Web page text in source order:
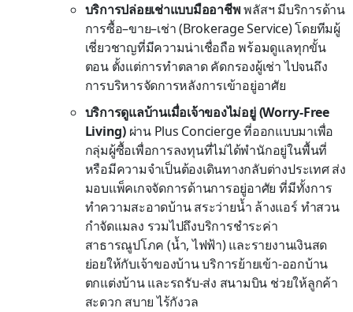
บริการปล่อยเช่าแบบมืออาชีพพลัสฯ มีบริการด้าน
การซื้อ–ขาย–เช่า (Brokerage Service) โดยทีมผู้
เชี่ยวชาญที่มีความน่าเชื่อถือ พร้อมดูแลทุกขั้น
ตอน ตั้งแต่การทำตลาด คัดกรองผู้เช่า ไปจนถึง
การบริหารจัดการหลังการเข้าอยู่อาศัย
บริการดูแลบ้านเมื่อเจ้าของไม่อยู่(Worry-Free
Living)ผ่าน Plus Concierge ที่ออกแบบมาเพื่อ
กลุ่มผู้ซื้อเพื่อการลงทุนที่ไม่ได้พำนักอยู่ในพื้นที่
หรือมีความจำเป็นต้องเดินทางกลับต่างประเทศ ส่ง
มอบแพ็คเกจจัดการด้านการอยู่อาศัย ที่มีทั้งการ
ทำความสะอาดบ้าน สระว่ายน้ำ ล้างแอร์ ทำสวน
กำจัดแมลง รวมไปถึงบริการชำระค่า
สาธารณูปโภค (น้ำ, ไฟฟ้า) และรายงานเงินสด
ย่อยให้กับเจ้าของบ้าน บริการย้ายเข้า-ออกบ้าน
ตกแต่งบ้าน และรถรับ-ส่ง สนามบิน ช่วยให้ลูกค้า
สะดวก สบาย ไร้กังวล